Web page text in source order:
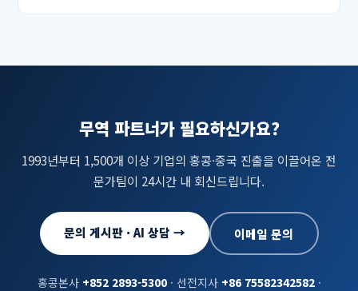
무역 파트너가 필요하신가요?
1993년부터 1,500개 이상 기업의 홍콩·중국 진출을 이끌어온 전
문가팀이 24시간 내 회신드립니다.
문의 게시판 · AI 상담 → 이메일 문의
홍콩본사 +852 2893-5300· 선전지사 +86 75582342582·